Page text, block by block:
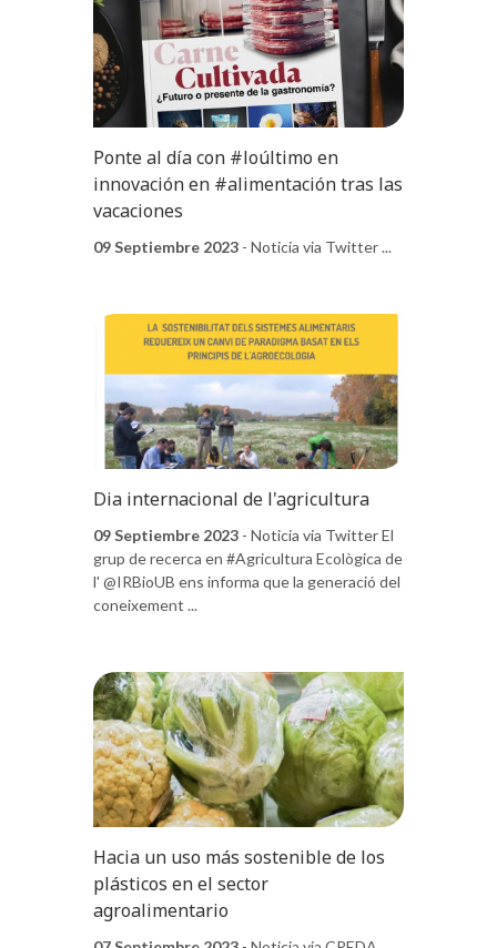
Ponte al día con #loúltimo en
innovación en #alimentación tras las
vacaciones
09 Septiembre 2023 - Noticia via Twitter ...
Dia internacional de l'agricultura
09 Septiembre 2023 - Noticia via Twitter El
grup de recerca en #Agricultura Ecològica de
l' @IRBioUB ens informa que la generació del
coneixement ...
Hacia un uso más sostenible de los
plásticos en el sector
agroalimentario